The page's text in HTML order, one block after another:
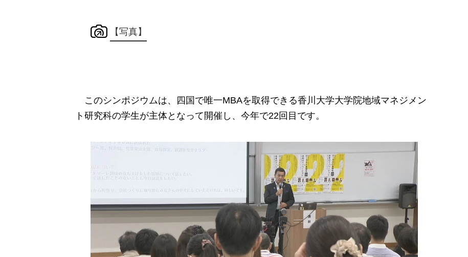
【写真】
このシンポジウムは、四国で唯一MBAを取得できる香川大学大学院地域マネジメン
ト研究科の学生が主体となって開催し、今年で22回目です。